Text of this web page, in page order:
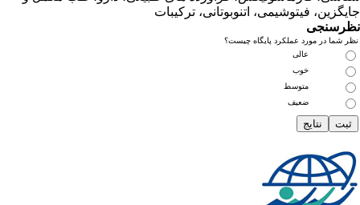
فیتوشیمی، اتنوبوتانی، ترکیبات
در مورد عملکرد پایگاه چیست؟
متوسط
ضعیف